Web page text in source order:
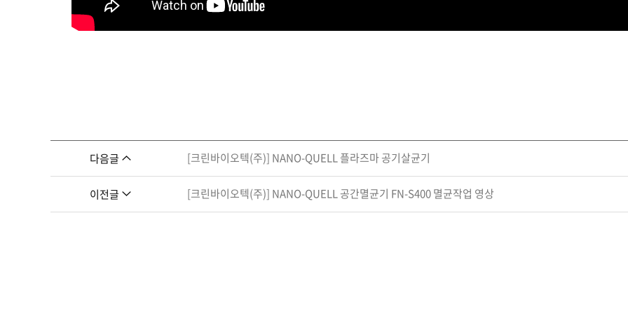
다음글 [크린바이오텍(주)] NANO-QUELL 플라즈마 공기살균기
이전글 [크린바이오텍(주)] NANO-QUELL 공간멸균기 FN-S400 멸균작업 영상